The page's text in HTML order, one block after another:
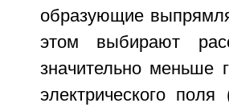
образующие
этом выбирают
значительно меньше
электрического